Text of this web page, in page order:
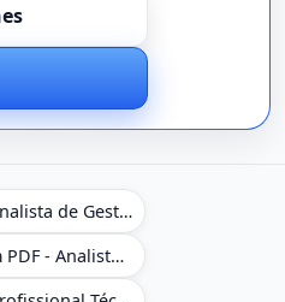
Apostila NAV Brasil 2026 - Analista de Gestão
Apostila NAV Brasil 2026 em PDF - Analista de Gestão